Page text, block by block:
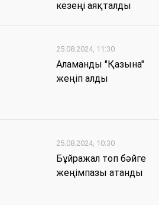
кезеңі аяқталды
25.08.2024, 11:30
Аламанды "Қазына"
жеңіп алды
25.08.2024, 10:30
Бұйражал топ бәйге
жеңімпазы атанды